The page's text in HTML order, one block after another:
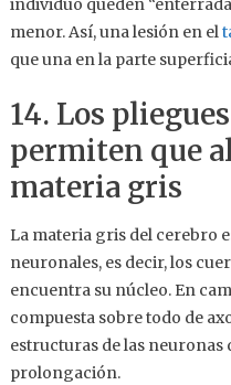
individuo queden
menor. Así, una lesión en el
que una en la parte
14. Los
permiten que
materia gris
La materia gris del cerebro
neuronales, es decir, los
encuentra su núcleo. En
compuesta sobre todo de
estructuras de las
prolongación.